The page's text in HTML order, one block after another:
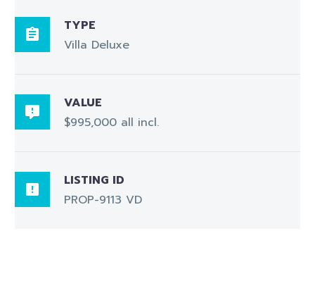

TYPE
Villa Deluxe

VALUE
$995,000 all incl.

LISTING ID
PROP-9113 VD